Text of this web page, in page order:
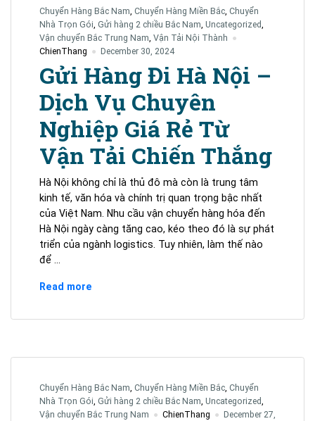
tín,
giá
rẻ
Vận
tải
Chiến
Thắng
Chuyển Hàng Bắc Nam, Chuyển Hàng Miền Bắc, Chuyển
Nhà Trọn Gói, Gửi hàng 2 chiều Bắc Nam, Uncategorized,
Vận chuyển Bắc Trung Nam, Vận Tải Nội Thành
ChienThang
December 30, 2024
Gửi Hàng Đi Hà Nội –
Dịch Vụ Chuyên
Nghiệp Giá Rẻ Từ
Vận Tải Chiến Thắng
Hà Nội không chỉ là thủ đô mà còn là trung tâm
kinh tế, văn hóa và chính trị quan trọng bậc nhất
của Việt Nam. Nhu cầu vận chuyển hàng hóa đến
Hà Nội ngày càng tăng cao, kéo theo đó là sự phát
triển của ngành logistics. Tuy nhiên, làm thế nào
để …
Read more
Đi
Vụ
Chuyên
Chuyển Hàng Bắc Nam, Chuyển Hàng Miền Bắc, Chuyển
Nhà Trọn Gói, Gửi hàng 2 chiều Bắc Nam, Uncategorized,
Vận chuyển Bắc Trung Nam
ChienThang
December 27,